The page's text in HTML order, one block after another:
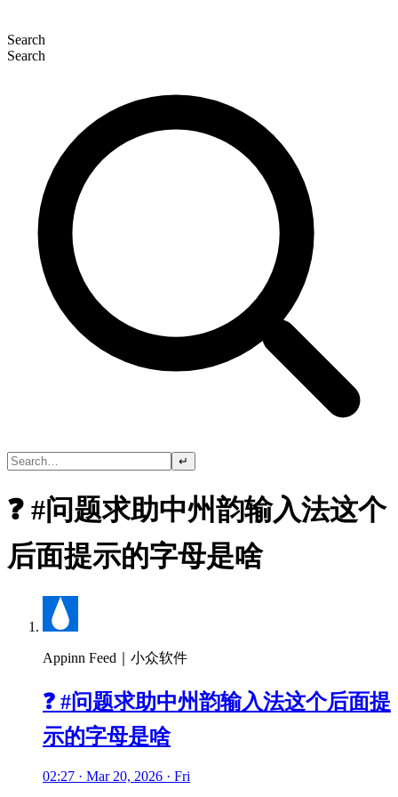
Search
Search
↵
❓ #问题求助中州韵输入法这个
后面提示的字母是啥
Appinn Feed｜小众软件
❓ #问题求助中州韵输入法这个后面提
示的字母是啥
02:27 · Mar 20, 2026 · Fri